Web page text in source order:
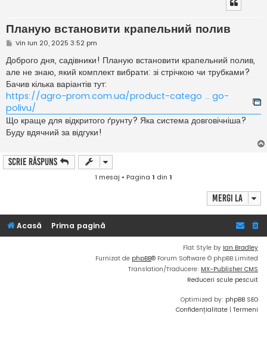
Планую встановити крапельний полив
M
s
a
j
Vin Iun 20, 2025 3:52 pm
Доброго дня, садівники! Планую встановити крапельний полив,
але не знаю, який комплект вибрати: зі стрічкою чи трубками?
Бачив кілька варіантів тут:
https://agro-prom.com.ua/product-catego ... go-
polivu/
Що краще для відкритого ґрунту? Яка система довговічніша?
Буду вдячний за відгуки!
Scrie răspuns
1 mesaj • Pagina 1 din 1
Mergi la
Acasă Prima pagină
Flat Style by Ian Bradley
Furnizat de phpBB® Forum Software © phpBB Limited
Translation/Traducere: MX-Publisher CMS
Reduceri scule pescuit
Optimized by: phpBB SEO
Confidențialitate | Termeni